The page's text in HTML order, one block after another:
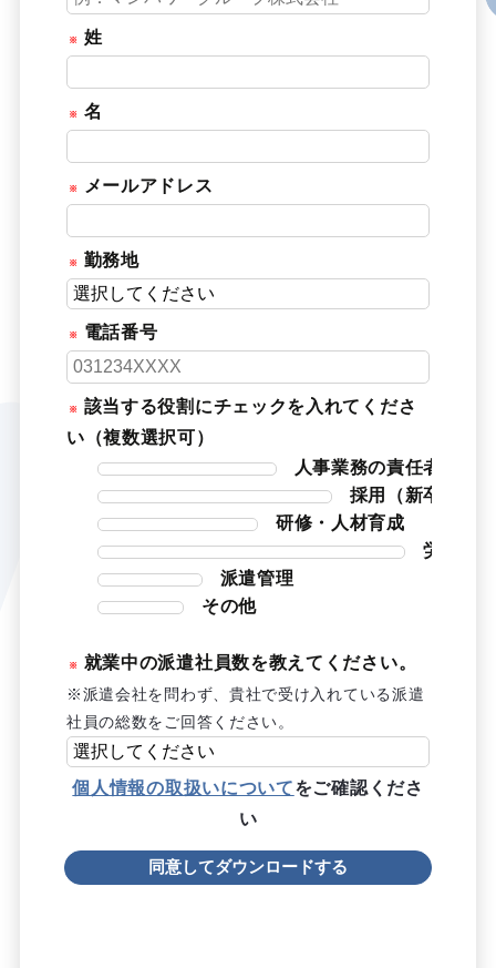
姓
名
メールアドレス
勤務地
電話番号
該当する役割にチェックを入れてくださ
い（複数選択可）
人事業務の責任者
採用（新卒・中
研修・人材育成
労務管
派遣管理
その他
就業中の派遣社員数を教えてください。
※派遣会社を問わず、貴社で受け入れている派遣
社員の総数をご回答ください。
個人情報の取扱いについてをご確認くださ
い